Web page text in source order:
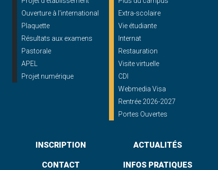
Ouverture à l'international
Plaquette
Résultats aux examens
Pastorale
APEL
Projet numérique
Extra-scolaire
Vie étudiante
Internat
Restauration
Visite virtuelle
CDI
Webmedia Visa
Rentrée 2026-2027
Portes Ouvertes
INSCRIPTION ACTUALITÉS
CONTACT INFOS PRATIQUES